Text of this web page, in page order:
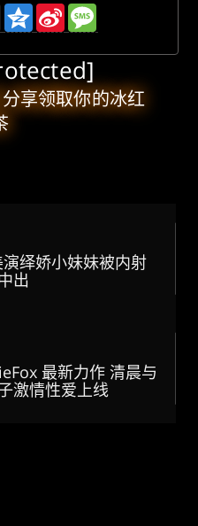
X Q
z
o
n
e
S
i
n
a
W
e
i
b
s
s
g
e
享领取你的冰红
绎娇小妹妹被内射
出
最新力作 清晨与
激情性爱上线